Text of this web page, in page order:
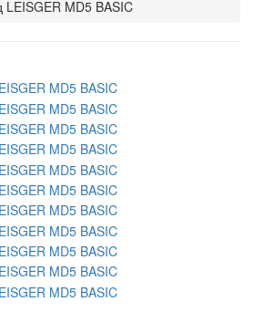
LEISGER MD5 BASIC